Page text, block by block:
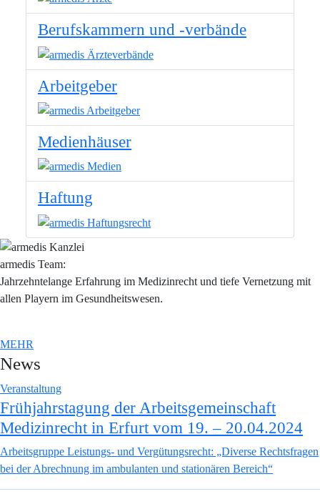
Berufskammern und -verbände
Arbeitgeber
Medienhäuser
Haftung
armedis Team:
Jahrzehntelange Erfahrung im Medizinrecht und tiefe Vernetzung mit
allen Playern im Gesundheitswesen.
MEHR
News
Veranstaltung
Frühjahrstagung der Arbeitsgemeinschaft
Medizinrecht in Erfurt vom 19. – 20.04.2024
Arbeitsgruppe Leistungs- und Vergütungsrecht: „Diverse Rechtsfragen
bei der Abrechnung im ambulanten und stationären Bereich“